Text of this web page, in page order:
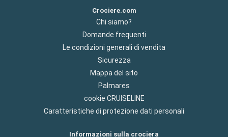
Crociere.com
Chi siamo?
Domande frequenti
Le condizioni generali di vendita
Sicurezza
Mappa del sito
Palmares
cookie CRUISELINE
Caratteristiche di protezione dati personali
Informazioni sulla crociera